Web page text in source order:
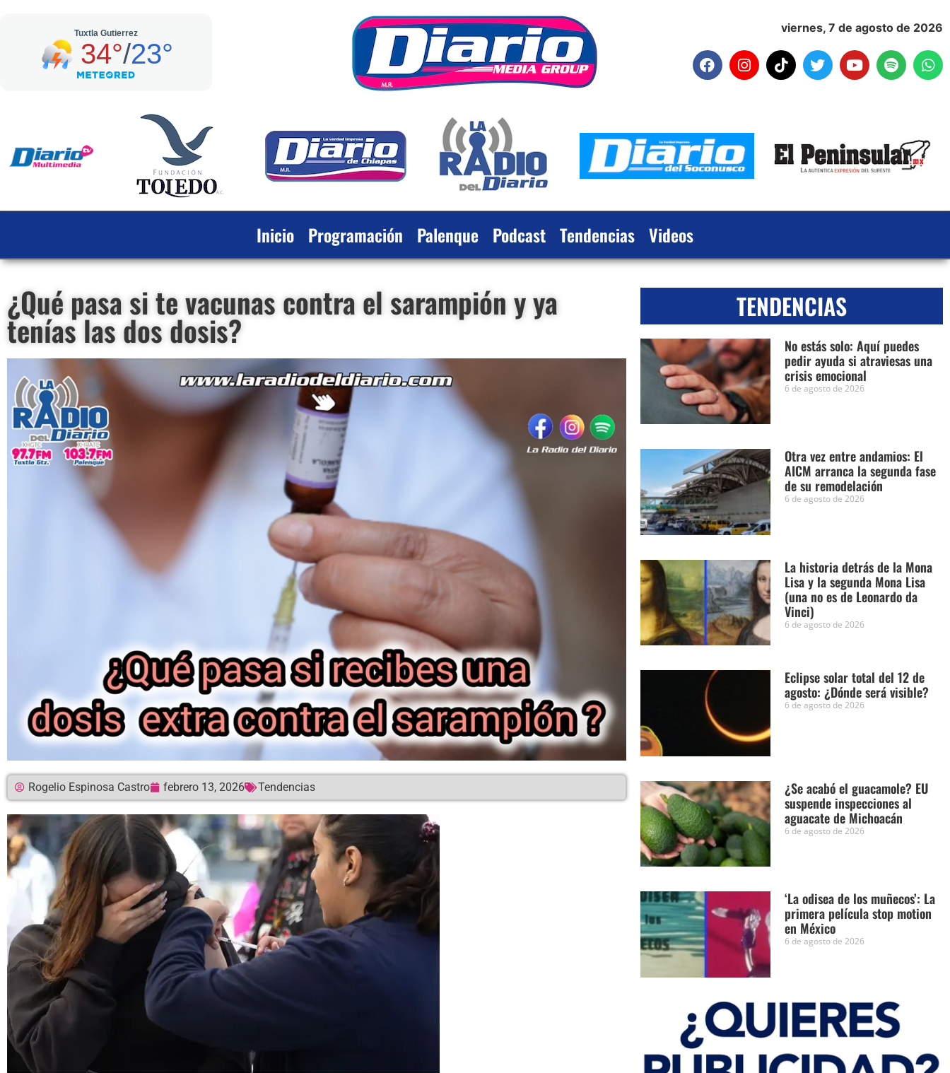
viernes, 7 de agosto de 2026
Inicio Programación Palenque Podcast Tendencias Videos
¿Qué pasa si te vacunas contra el sarampión y ya
tenías las dos dosis?
Rogelio Espinosa Castro febrero 13, 2026 Tendencias
TENDENCIAS
No estás solo: Aquí puedes
pedir ayuda si atraviesas una
crisis emocional
6 de agosto de 2026
Otra vez entre andamios: El
AICM arranca la segunda fase
de su remodelación
6 de agosto de 2026
La historia detrás de la Mona
Lisa y la segunda Mona Lisa
(una no es de Leonardo da
Vinci)
6 de agosto de 2026
Eclipse solar total del 12 de
agosto: ¿Dónde será visible?
6 de agosto de 2026
¿Se acabó el guacamole? EU
suspende inspecciones al
aguacate de Michoacán
6 de agosto de 2026
‘La odisea de los muñecos’: La
primera película stop motion
en México
6 de agosto de 2026